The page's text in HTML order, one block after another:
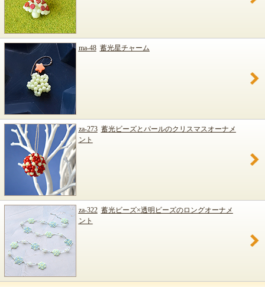
ma-48 蓄光星チャーム
za-273 蓄光ビーズとパールのクリスマスオーナメ
ント
za-322 蓄光ビーズ×透明ビーズのロングオーナメ
ント